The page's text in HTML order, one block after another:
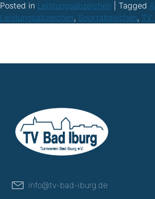
Posted in Leistungsabzeichen Tagged
Leistungsabzeichen, Sportabzeichen, TV
info@tv-bad-iburg.de